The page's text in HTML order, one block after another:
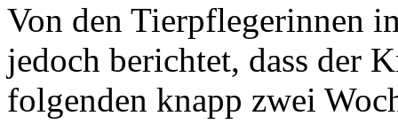
Von den Tierpflegerinnen
jedoch berichtet, dass der
folgenden knapp zwei